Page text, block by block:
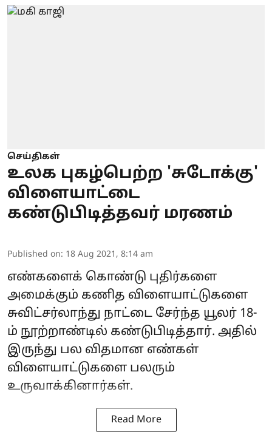
செய்திகள்
உலக புகழ்பெற்ற 'சுடோக்கு'
விளையாட்டை
கண்டுபிடித்தவர் மரணம்
Published on: 18 Aug 2021, 8:14 am
எண்களைக் கொண்டு புதிர்களை
அமைக்கும் கணித விளையாட்டுகளை
சுவிட்சர்லாந்து நாட்டை சேர்ந்த யூலர் 18-
ம் நூற்றாண்டில் கண்டுபிடித்தார். அதில்
இருந்து பல விதமான எண்கள்
விளையாட்டுகளை பலரும்
உருவாக்கினார்கள்.
Read More